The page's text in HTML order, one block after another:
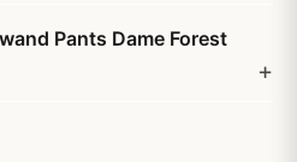
Pants Dame Forest